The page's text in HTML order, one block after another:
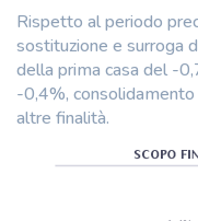
Rispetto al periodo
sostituzione e surroga
della prima casa del -
-0,4%,
altre finalità.